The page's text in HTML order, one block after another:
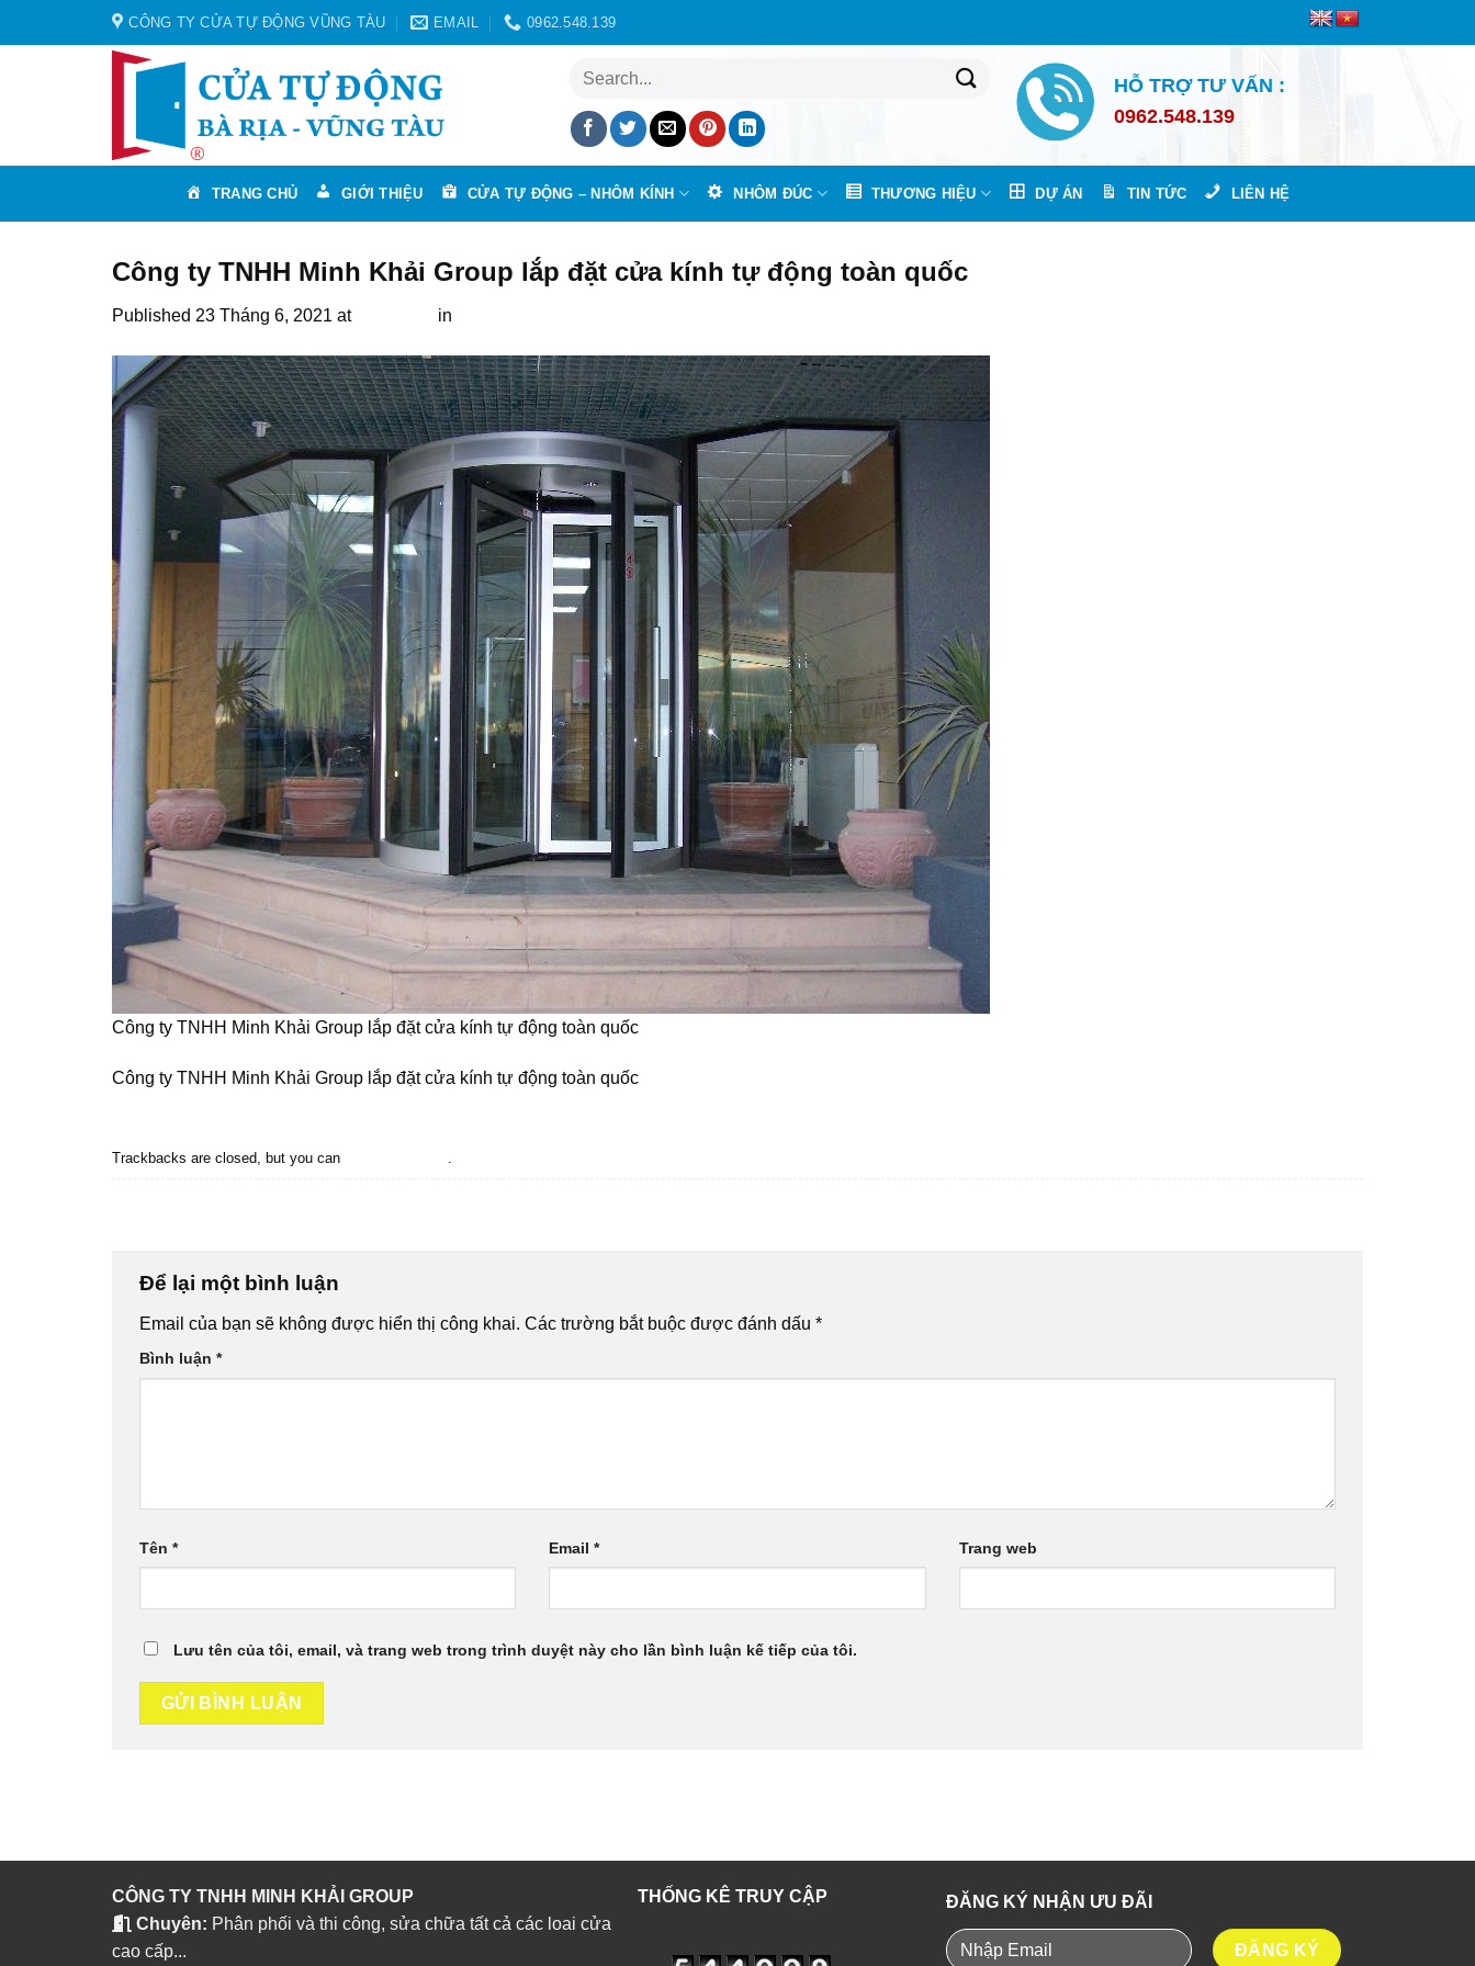
CÔNG TY CỬA TỰ ĐỘNG VŨNG TÀU EMAIL 0962.548.139
Tìm
HỖ TRỢ TƯ VẤN :
0962.548.139
TRANG CHỦ GIỚI THIỆU CỬA TỰ ĐỘNG – NHÔM KÍNH NHÔM ĐÚC THƯƠNG HIỆU DỰ ÁN TIN TỨC LIÊN HỆ
Công ty TNHH Minh Khải Group lắp đặt cửa kính tự động toàn quốc
Published 23 Tháng 6, 2021 at in
Công ty TNHH Minh Khải Group lắp đặt cửa kính tự động toàn quốc
Công ty TNHH Minh Khải Group lắp đặt cửa kính tự động toàn quốc
Trackbacks are closed, but you can
Để lại một bình luận
Email của bạn sẽ không được hiển thị công khai. Các trường bắt buộc được đánh dấu *
Bình luận *
Tên * Email* Trang web
Lưu tên của tôi, email, và trang web trong trình duyệt này cho lần bình luận kế tiếp của tôi.
CÔNG TY TNHH MINH KHẢI GROUP
Chuyên: Phân phối và thi công, sửa chữa tất cả các loai cửa
cao cấp...
THỐNG KÊ TRUY CẬP ĐĂNG KÝ NHẬN ƯU ĐÃI